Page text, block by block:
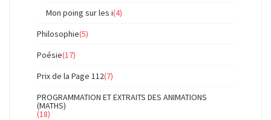
Mon poing sur les i(4)
Philosophie(5)
Poésie(17)
Prix de la Page 112(7)
PROGRAMMATION ET EXTRAITS DES ANIMATIONS
(MATHS)
(18)